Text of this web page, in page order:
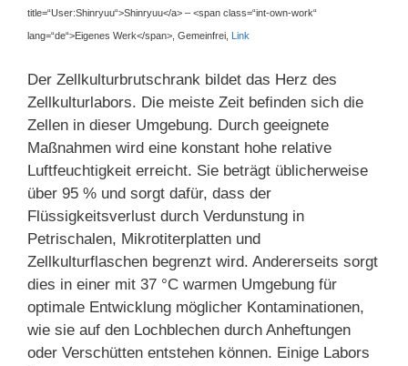
title=“User:Shinryuu“>Shinryuu</a> – <span class=“int-own-work“
lang=“de“>Eigenes Werk</span>, Gemeinfrei, Link
Der Zellkulturbrutschrank bildet das Herz des
Zellkulturlabors. Die meiste Zeit befinden sich die
Zellen in dieser Umgebung. Durch geeignete
Maßnahmen wird eine konstant hohe relative
Luftfeuchtigkeit erreicht. Sie beträgt üblicherweise
über 95 % und sorgt dafür, dass der
Flüssigkeitsverlust durch Verdunstung in
Petrischalen, Mikrotiterplatten und
Zellkulturflaschen begrenzt wird. Andererseits sorgt
dies in einer mit 37 °C warmen Umgebung für
optimale Entwicklung möglicher Kontaminationen,
wie sie auf den Lochblechen durch Anheftungen
oder Verschütten entstehen können. Einige Labors